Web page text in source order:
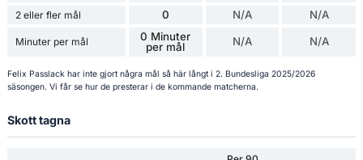
2 eller fler mål 0 N/A N/A
Minuter per mål
0 Minuter
per mål
N/A N/A
Felix Passlack har inte gjort några mål så här långt i 2. Bundesliga 2025/2026
säsongen. Vi får se hur de presterar i de kommande matcherna.
Skott tagna